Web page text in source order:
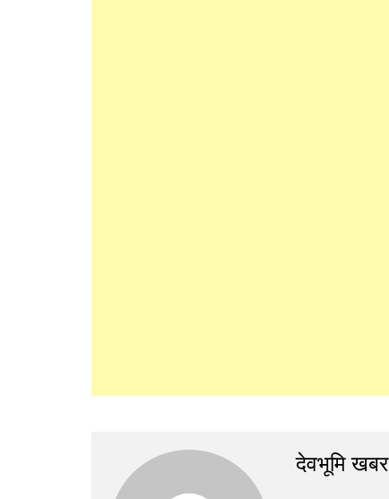
देवभूमि खबर